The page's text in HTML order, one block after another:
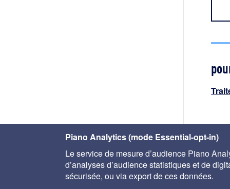
<
Piano Analytics (mode Essential-opt-in)
Le service de mesure d’audience Piano
d’analyses d’audience statistiques et de
sécurisée, ou via export de ces données.